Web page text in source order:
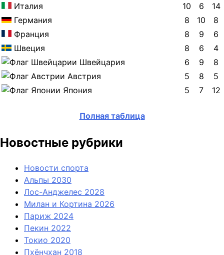
Италия
10 6
14
Германия
8 10
8
Франция
8 9
6
Швеция
8 6
4
Швейцария
6 9
8
Австрия
5 8
5
Япония
5 7 12
Полная таблица
Новостные рубрики
Новости спорта
Альпы 2030
Лос-Анджелес 2028
Милан и Кортина 2026
Париж 2024
Пекин 2022
Токио 2020
Пхёнчхан 2018